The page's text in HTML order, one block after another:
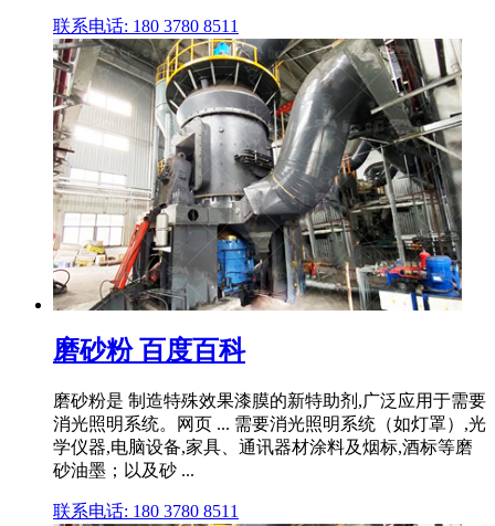
联系电话: 180 3780 8511
磨砂粉 百度百科
磨砂粉是 制造特殊效果漆膜的新特助剂,广泛应用于需要
消光照明系统。网页 ... 需要消光照明系统（如灯罩）,光
学仪器,电脑设备,家具、通讯器材涂料及烟标,酒标等磨
砂油墨；以及砂 ...
联系电话: 180 3780 8511